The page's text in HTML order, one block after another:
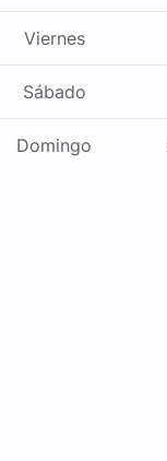
Viernes
Sábado
Domingo